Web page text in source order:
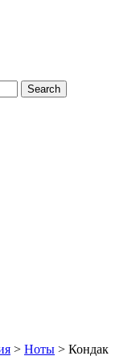
Search
> Ноты > Кондак